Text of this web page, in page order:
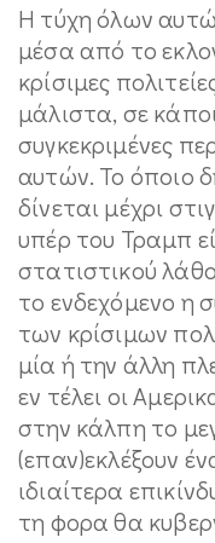
Η τύχη όλων
μέσα από το
κρίσιμες
μάλιστα, σε
συγκεκριμένες
αυτών. Το όποιο
δίνεται μέχρι
υπέρ του Τραμπ
στατιστικού
το ενδεχόμενο η
των κρίσιμων
μία ή την άλλη
εν τέλει οι
στην κάλπη το
(επαν)εκλέξουν
ιδιαίτερα
τη φορα θα